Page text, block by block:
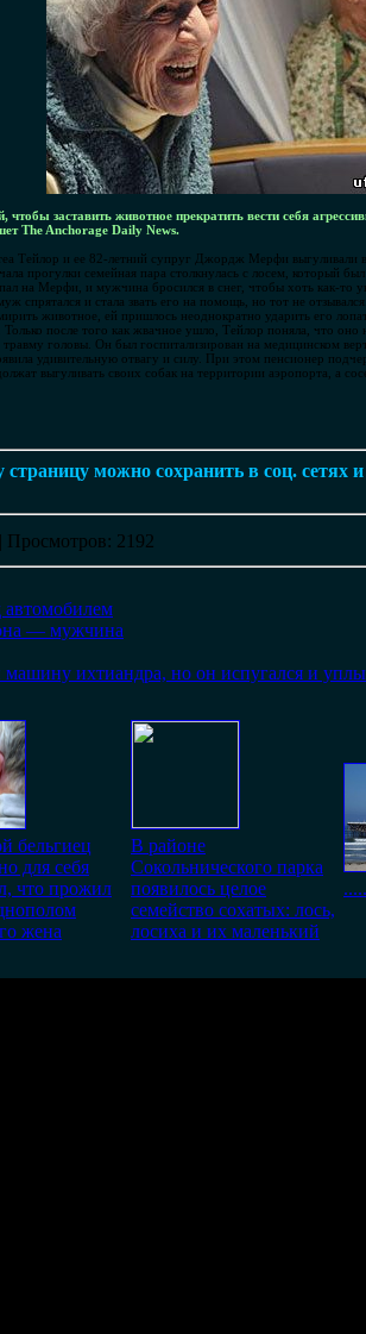
заставить животное прекратить вести себя
The Anchorage Daily News.
Тейлор и ее 82-летний супруг Джордж Мерфи выгуливали
прогулки семейная пара столкнулась с лосем, который
на Мерфи, и мужчина бросился в снег, чтобы хоть как-то
спрятался и стала звать его на помощь, но тот не
животное, ей пришлось неоднократно ударить его
Только после того как жвачное ушло, Тейлор поняла, что
головы. Он был госпитализирован на медицинском
удивительную отвагу и силу. При этом пенсионер
выгуливать своих собак на территории аэропорта, а
страницу можно сохранить в соц. сетях
| Просмотров: 2192
автомобилем
— мужчина
ихтиандра, но он испугался и
бельгиец
для себя
что прожил
жена
В районе
Сокольнического парка
появилось целое
семейство сохатых: лось,
лосиха и их маленький